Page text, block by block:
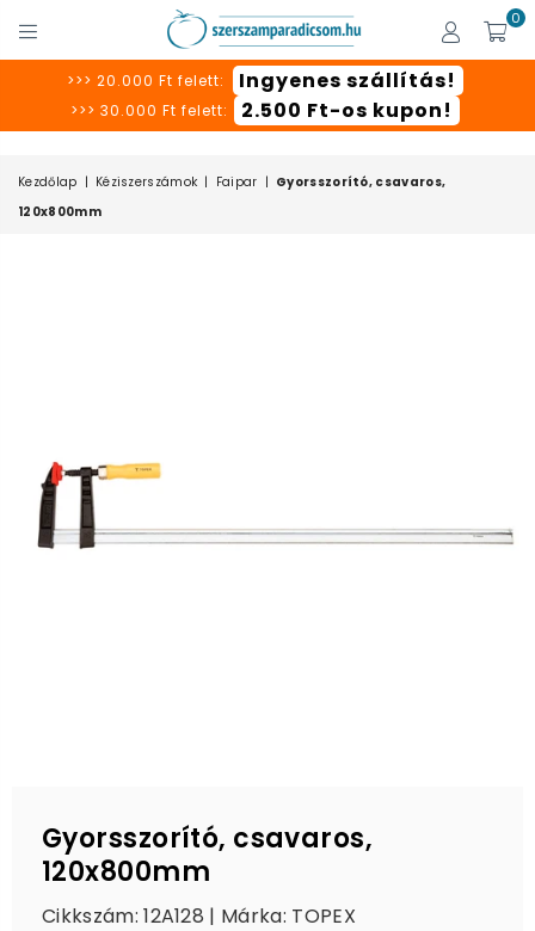
SZERSZÁMPARADICSOM
0
>>> 20.000 Ft felett: Ingyenes szállítás!
>>> 30.000 Ft felett: 2.500 Ft-os kupon!
Kezdőlap | Kéziszerszámok | Faipar | Gyorsszorító, csavaros,
120x800mm
Gyorsszorító, csavaros,
120x800mm
Cikkszám: 12A128 | Márka: TOPEX